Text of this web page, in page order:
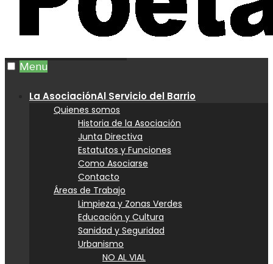
Menu
La AsociaciónAl Servicio del Barrio
Quienes somos
Historia de la Asociación
Junta Directiva
Estatutos y Funciones
Como Asociarse
Contacto
Áreas de Trabajo
Limpieza y Zonas Verdes
Educación y Cultura
Sanidad y Seguridad
Urbanismo
NO AL VIAL